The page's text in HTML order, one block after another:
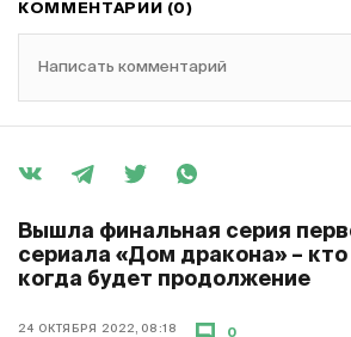
КОММЕНТАРИИ (0)
Написать комментарий
Вышла финальная серия
сериала «Дом дракона» – кто
когда будет продолжение
24 ОКТЯБРЯ 2022, 08:18 0